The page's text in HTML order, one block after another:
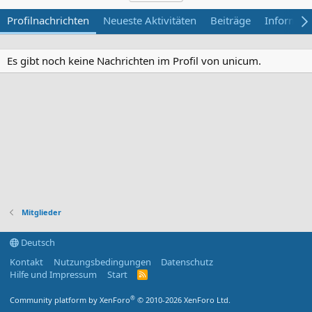
Profilnachrichten Neueste Aktivitäten Beiträge
Es gibt noch keine Nachrichten im Profil von unicum.
Mitglieder
Deutsch
Kontakt
Nutzungsbedingungen
Datenschutz
Hilfe und Impressum
Start
R
Community platform by XenForo® © 2010-2026 XenForo Ltd.